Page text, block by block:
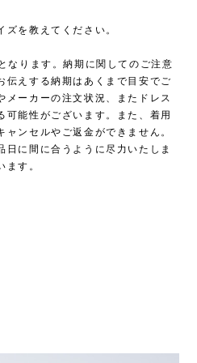
を教えてください。
なります。納期に関してのご注意
伝えする納期はあくまで目安でご
メーカーの注文状況、またドレス
可能性がございます。また、着用
ンセルやご返金ができません。
日に間に合うように尽力いたしま
ます。